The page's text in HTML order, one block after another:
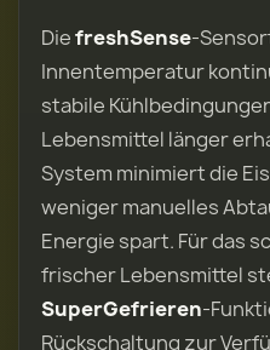
DiefreshSense-
Innentemperatur
stabile
Lebensmittel länger
System minimiert die
weniger manuelles
Energie spart. Für das
frischer Lebensmittel
SuperGefrieren-
Rückschaltung zur